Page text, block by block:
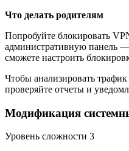
Что делать родителям
Попробуйте блокировать
административную панель —
сможете настроить
Чтобы анализировать
проверяйте отчеты и
Модификация
Уровень сложности 3